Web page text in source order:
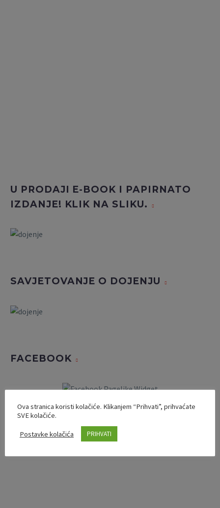
U PRODAJI E-BOOK I PAPIRNATO
IZDANJE! KLIK NA SLIKU.
SAVJETOVANJE O DOJENJU
FACEBOOK
Ova stranica koristi kolačiće. Klikanjem “Prihvati”, prihvaćate
SVE kolačiće.
Postavke kolačića PRIHVATI